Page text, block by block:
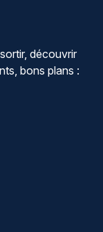
découvrir
bons plans :